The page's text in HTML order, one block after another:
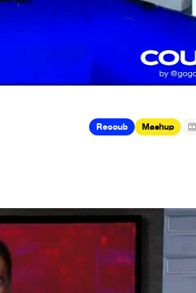
Recoub Mashup